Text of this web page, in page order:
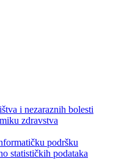
i nezaraznih bolesti
zdravstva
podršku
statističkih podataka